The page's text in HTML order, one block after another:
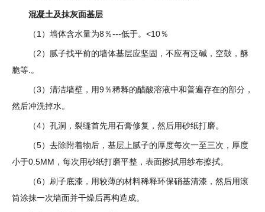
混凝土及抹灰面基层
（1）墙体含水量为8％---低于。<10％
（2）腻子找平前的墙体基层应坚固，不应有泛碱，空鼓，酥
脆等.。
（3）清洁墙壁，用9％稀释的醋酸溶液中和普遍存在的部分，
然后冲洗掉水。
（4）孔洞，裂缝首先用石膏修复，然后用砂纸打磨。
（5）去除附着物后，基层上腻子的厚度每次一至三次，厚度
小于0.5MM，每次用砂纸打磨平整，表面擦拭用纱布擦拭。
（6）刷子底漆，用较薄的材料稀释环保硝基清漆，然后用滚
筒涂抹一次墙面并干燥后再构造成。